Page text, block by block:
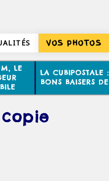
VOS PHOTOS
LE
LA CUBIPOSTALE :
BONS BAISERS DE
copie